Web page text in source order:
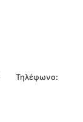
Τηλέφωνο: